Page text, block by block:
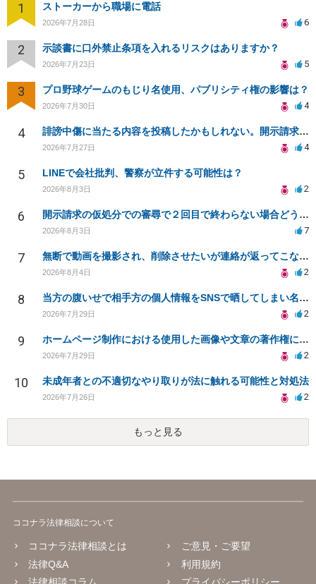
1 ストーカーから職場に電話
2026年7月28日 6
2 示談書に口外禁止条項を入れるリスクはありますか？
2026年7月23日 5
3 プロ野球ゲームのもじり名使用、パブリシティ権の影響は？
2026年7月30日 4
4 誹謗中傷に当たる内容を投稿したかもしれない。開示請求や民事刑事裁判に発展しうるのか教えて欲しい。
2026年7月27日 4
5 LINEで会社批判、警察が立件する可能性は？
2026年8月3日 2
6 開示請求の仮処分での審尋で２回目で終わらない場合どうしたらいいですか
2026年8月3日 7
7 無断で動画を撮影され、削除させたいが連絡が返ってこない。
2026年8月4日 2
8 当方の腹いせで相手方の個人情報をSNSで晒してしまい名誉毀損させてしまったかもしれない
2026年7月29日 2
9 ホームページ制作における使用した画像や文章の著作権について
2026年7月29日 2
10 未成年者との不適切なやり取りが法に触れる可能性と対処法
2026年7月26日 2
もっと見る
ココナラ法律相談について
ココナラ法律相談とは
法律Q&A
ご意見・ご要望
利用規約